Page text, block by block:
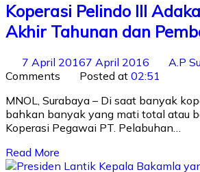
Koperasi Pelindo III
Akhir Tahunan dan
7 April 20167 April 2016 A.P
Comments
Posted at 02:51
MNOL, Surabaya – Di saat banyak
bahkan banyak yang mati total atau
Koperasi Pegawai PT. Pelabuhan…
Read More